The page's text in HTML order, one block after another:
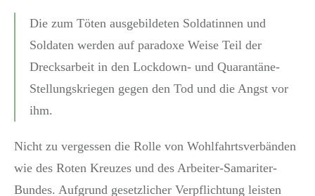
Die zum Töten ausgebildeten Soldatinnen und
Soldaten werden auf paradoxe Weise Teil der
Drecksarbeit in den Lockdown- und Quarantäne-
Stellungskriegen gegen den Tod und die Angst vor
ihm.
Nicht zu vergessen die Rolle von Wohlfahrtsverbänden
wie des Roten Kreuzes und des Arbeiter-Samariter-
Bundes. Aufgrund gesetzlicher Verpflichtung leisten